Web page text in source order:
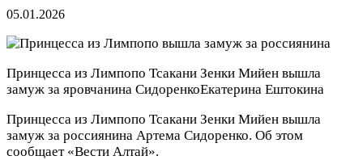
05.01.2026
Принцесса из Лимпопо Тсакани Зенки Мийен вышла
замуж за яровчанина СидоренкоЕкатерина Ештокина
Принцесса из Лимпопо Тсакани Зенки Мийен вышла
замуж за россиянина Артема Сидоренко. Об этом
сообщает «Вести Алтай».